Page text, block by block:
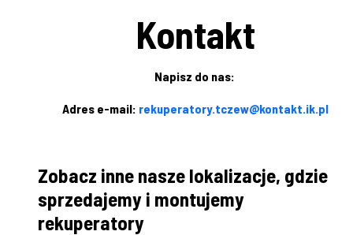
Kontakt
Napisz do nas:
Adres e-mail: rekuperatory.tczew@kontakt.ik.pl
Zobacz inne nasze lokalizacje, gdzie
sprzedajemy i montujemy
rekuperatory